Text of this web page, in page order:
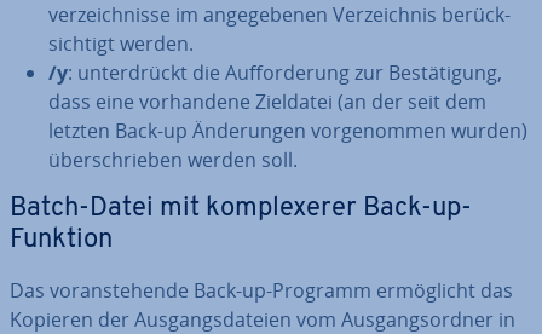
ver­zeich­nis­se im an­ge­ge­be­nen Ver­zeich­nis be­rück­
sich­tigt werden.
/y: un­ter­drückt die Auf­for­de­rung zur Be­stä­ti­gung,
dass eine vor­han­de­ne Zieldatei (an der seit dem
letzten Back-up Än­de­run­gen vor­ge­nom­men wurden)
über­schrie­ben werden soll.
Batch-Datei mit kom­ple­xe­rer Back-up-
Funktion
Das vor­an­ste­hen­de Back-up-Programm er­mög­licht das
Kopieren der Aus­gangs­da­tei­en vom Aus­gangs­ord­ner in